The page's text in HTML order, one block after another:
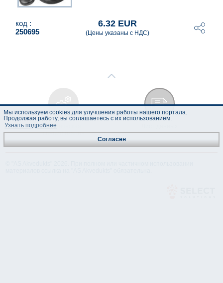
код :
250695
6.32 EUR
(Цены указаны с НДС)
Техническая
спецификация
Мы используем cookies для улучшения работы нашего портала.
Продолжая работу, вы соглашаетесь с их использованием.
Узнать подробнее
Согласен